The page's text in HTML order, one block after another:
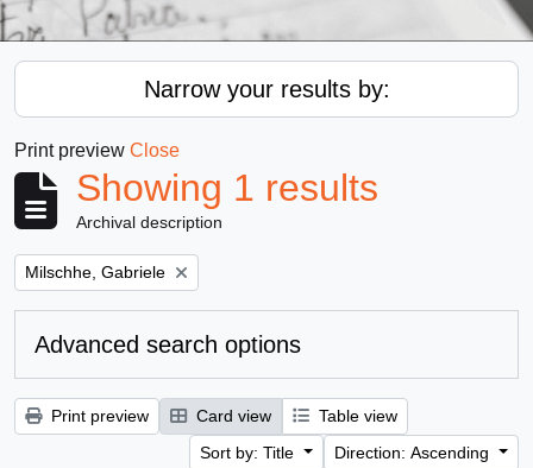
Narrow your results by:
Print preview Close
Showing 1 results
Archival description
Remove filter:
Milschhe, Gabriele
Advanced search options
Print preview Card view
Table view
Sort by: Title
Direction: Ascending